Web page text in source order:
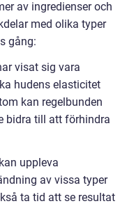
av ingredienser och
med olika typer
gång:
visat sig vara
hudens elasticitet
kan regelbunden
bidra till att förhindra
uppleva
av vissa typer
ta tid att se resultat